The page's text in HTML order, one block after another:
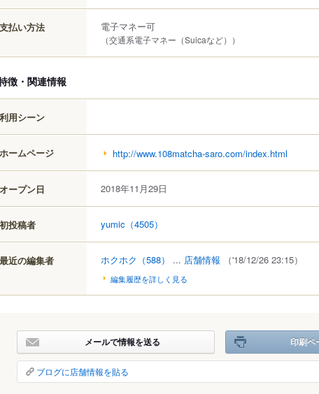
支払い方法 電子マネー可
（交通系電子マネー（Suicaなど））
徴・関連情報
利用シーン
ホームページ http://www.108matcha-saro.com/index.html
オープン日 2018年11月29日
初投稿者 yumic （4505）
最近の編集者 ホクホク （588） ... 店舗情報 （'18/12/26 23:15）
編集履歴を詳しく見る
メールで情報を送る 印刷ペ
ブログに店舗情報を貼る